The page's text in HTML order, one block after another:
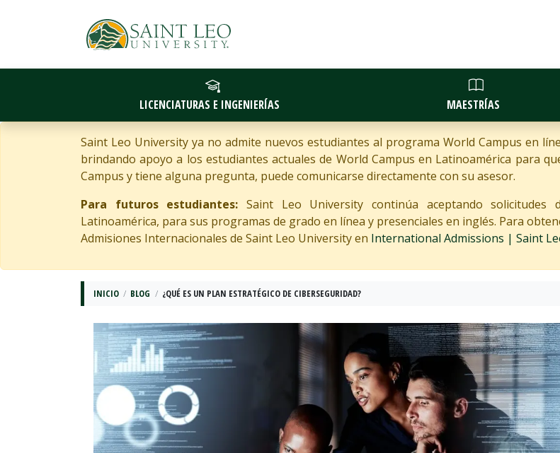
LICENCIATURAS E INGENIERÍAS MAESTRÍAS
Saint Leo University ya no admite nuevos estudiantes al programa World Campus en
brindando apoyo a los estudiantes actuales de World Campus en Latinoamérica para
Campus y tiene alguna pregunta, puede comunicarse directamente con su asesor.
Para futuros estudiantes: Saint Leo University continúa aceptando solicitudes
Latinoamérica, para sus programas de grado en línea y presenciales en inglés. Para
Admisiones Internacionales de Saint Leo University en International Admissions | Saint
INICIO BLOG ¿QUÉ ES UN PLAN ESTRATÉGICO DE CIBERSEGURIDAD?